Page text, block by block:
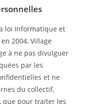
loi Informatique et
2004, Village
à ne pas divulguer
par les
et ne
du collectif,
que pour traiter les